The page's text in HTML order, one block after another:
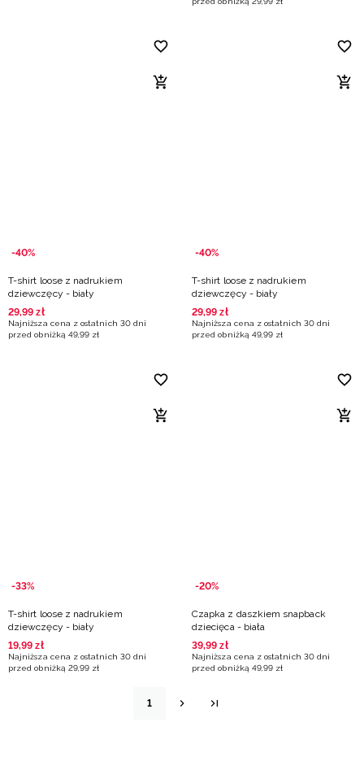
-40%
T-shirt loose z nadrukiem
dziewczęcy - biały
29,99 zł
Najniższa cena z ostatnich 30 dni
przed obniżką 49,99 zł
-40%
T-shirt loose z nadrukiem
dziewczęcy - biały
29,99 zł
Najniższa cena z ostatnich 30 dni
przed obniżką 49,99 zł
-33%
T-shirt loose z nadrukiem
dziewczęcy - biały
19,99 zł
Najniższa cena z ostatnich 30 dni
przed obniżką 29,99 zł
-20%
Czapka z daszkiem snapback
dziecięca - biała
39,99 zł
Najniższa cena z ostatnich 30 dni
przed obniżką 49,99 zł
1